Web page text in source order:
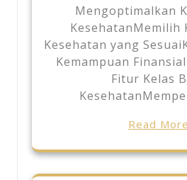
Mengoptimalkan
KesehatanMemilih
Kesehatan yang
Kemampuan
Fitur Kelas
Read More